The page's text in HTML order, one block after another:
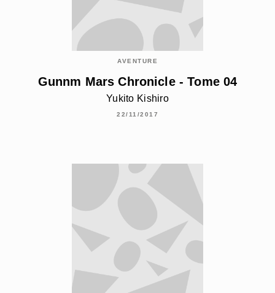
AVENTURE
Gunnm Mars Chronicle - Tome 04
Yukito Kishiro
22/11/2017